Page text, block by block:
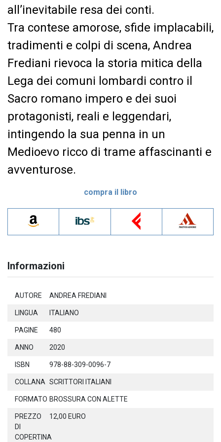
all’inevitabile resa dei conti.
Tra contese amorose, sfide implacabili,
tradimenti e colpi di scena, Andrea
Frediani rievoca la storia mitica della
Lega dei comuni lombardi contro il
Sacro romano impero e dei suoi
protagonisti, reali e leggendari,
intingendo la sua penna in un
Medioevo ricco di trame affascinanti e
avventurose.
compra il libro
Informazioni
AUTORE ANDREA FREDIANI
LINGUA ITALIANO
PAGINE 480
ANNO 2020
ISBN 978-88-309-0096-7
COLLANA SCRITTORI ITALIANI
FORMATO BROSSURA CON ALETTE
PREZZO
DI
COPERTINA
12,00 EURO